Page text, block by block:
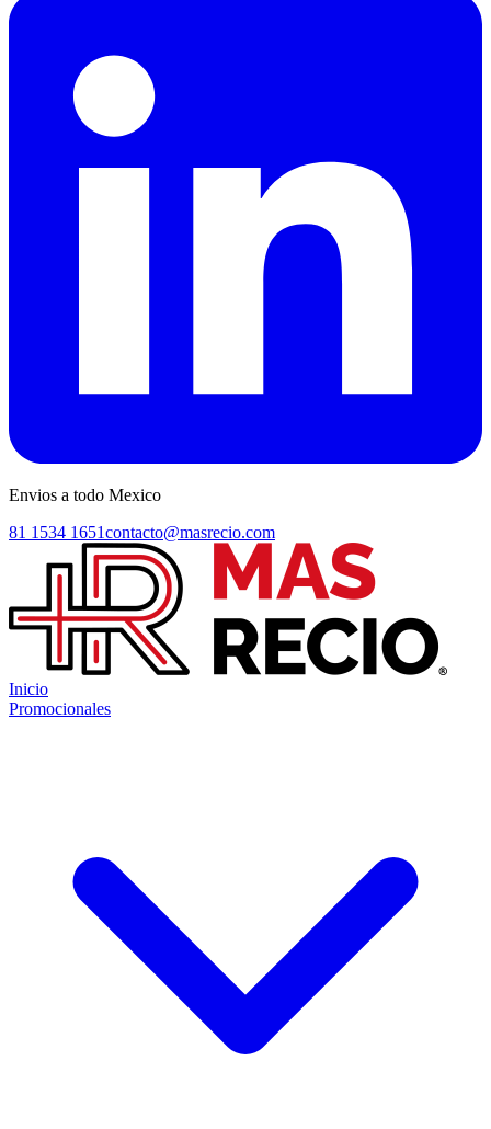
Envios a todo Mexico
81 1534 1651contacto@masrecio.com
Inicio
Promocionales